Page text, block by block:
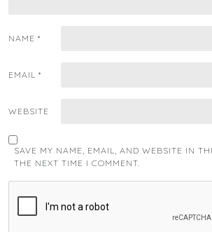
NAME *
EMAIL *
WEBSITE
SAVE MY NAME, EMAIL, AND WEBSITE IN
THE NEXT TIME I COMMENT.